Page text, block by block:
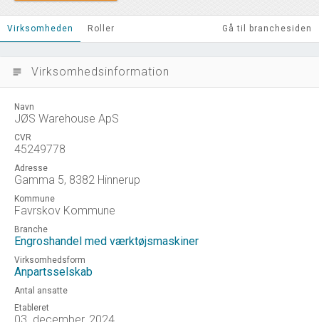
Virksomheden Roller Gå til branchesiden
subject Virksomhedsinformation
Navn
JØS Warehouse ApS
CVR
45249778
Adresse
Gamma 5, 8382 Hinnerup
Kommune
Favrskov Kommune
Branche
Engroshandel med værktøjsmaskiner
Virksomhedsform
Anpartsselskab
Antal ansatte
Etableret